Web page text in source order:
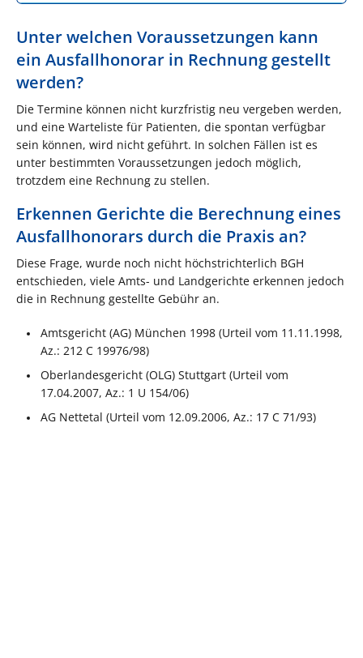
Unter welchen Voraussetzungen kann
ein Ausfallhonorar in Rechnung gestellt
werden?
Die Termine können nicht kurzfristig neu vergeben werden,
und eine Warteliste für Patienten, die spontan verfügbar
sein können, wird nicht geführt. In solchen Fällen ist es
unter bestimmten Voraussetzungen jedoch möglich,
trotzdem eine Rechnung zu stellen.
Erkennen Gerichte die Berechnung eines
Ausfallhonorars durch die Praxis an?
Diese Frage, wurde noch nicht höchstrichterlich BGH
entschieden, viele Amts- und Landgerichte erkennen jedoch
die in Rechnung gestellte Gebühr an.
Amtsgericht (AG) München 1998 (Urteil vom 11.11.1998,
Az.: 212 C 19976/98)
Oberlandesgericht (OLG) Stuttgart (Urteil vom
17.04.2007, Az.: 1 U 154/06)
AG Nettetal (Urteil vom 12.09.2006, Az.: 17 C 71/93)